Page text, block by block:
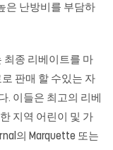
은 난방비를 부담하
최종 리베이트를 마
판매 할 수있는 자
. 이들은 최고의 리베
지역 어린이 및 가
의 Marquette 또는